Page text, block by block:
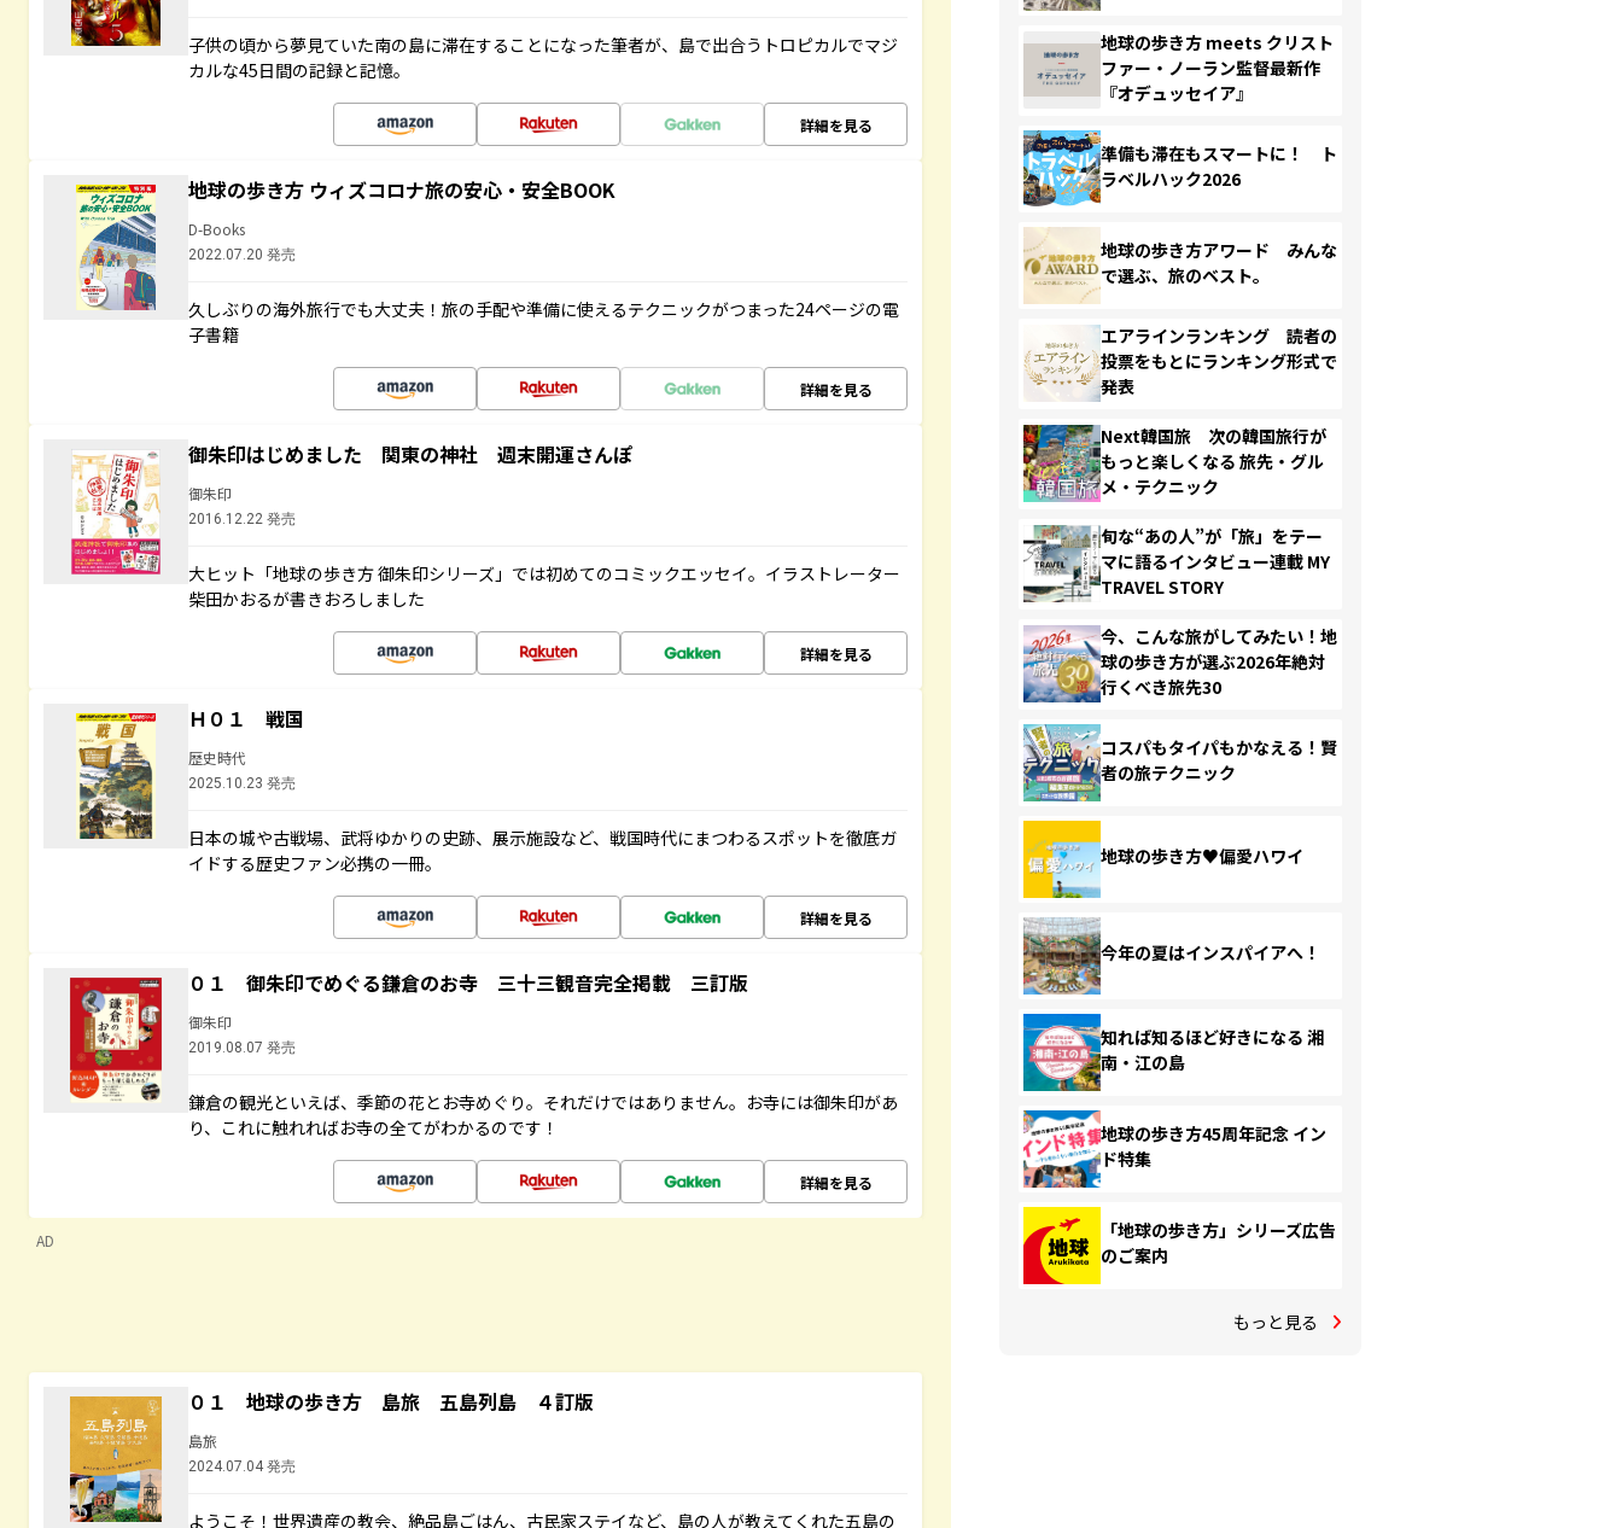
子供の頃から夢見ていた南の島に滞在することになった筆者が、島で出合うトロピカルでマジ
カルな45日間の記録と記憶。
詳細を見る
地球の歩き方 ウィズコロナ旅の安心・安全BOOK
D-Books
2022.07.20 発売
久しぶりの海外旅行でも大丈夫！旅の手配や準備に使えるテクニックがつまった24ページの電
子書籍
詳細を見る
御朱印はじめました 関東の神社 週末開運さんぽ
御朱印
2016.12.22 発売
大ヒット「地球の歩き方 御朱印シリーズ」では初めてのコミックエッセイ。イラストレーター
柴田かおるが書きおろしました
詳細を見る
Ｈ０１ 戦国
歴史時代
2025.10.23 発売
日本の城や古戦場、武将ゆかりの史跡、展示施設など、戦国時代にまつわるスポットを徹底ガ
イドする歴史ファン必携の一冊。
詳細を見る
０１ 御朱印でめぐる鎌倉のお寺 三十三観音完全掲載 三訂版
御朱印
2019.08.07 発売
鎌倉の観光といえば、季節の花とお寺めぐり。それだけではありません。お寺には御朱印があ
り、これに触れればお寺の全てがわかるのです！
詳細を見る
AD
０１ 地球の歩き方 島旅 五島列島 ４訂版
島旅
2024.07.04 発売
ようこそ！世界遺産の教会、絶品島ごはん、古民家ステイなど、島の人が教えてくれた五島の
地球の歩き方 meets クリスト
ファー・ノーラン監督最新作
『オデュッセイア』
準備も滞在もスマートに！ ト
ラベルハック2026
地球の歩き方アワード みんな
で選ぶ、旅のベスト。
エアラインランキング 読者の
投票をもとにランキング形式で
発表
Next韓国旅 次の韓国旅行が
もっと楽しくなる 旅先・グル
メ・テクニック
旬な“あの人”が「旅」をテー
マに語るインタビュー連載 MY
TRAVEL STORY
今、こんな旅がしてみたい！地
球の歩き方が選ぶ2026年絶対
行くべき旅先30
コスパもタイパもかなえる！賢
者の旅テクニック
地球の歩き方♥偏愛ハワイ
今年の夏はインスパイアへ！
知れば知るほど好きになる 湘
南・江の島
地球の歩き方45周年記念 イン
ド特集
「地球の歩き方」シリーズ広告
のご案内
もっと見る